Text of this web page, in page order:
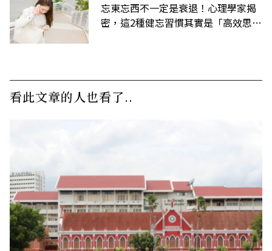
忘東忘西不一定是衰退！心理學家揭
密，這2種健忘習慣其實是「高效思
看此文章的人也看了..